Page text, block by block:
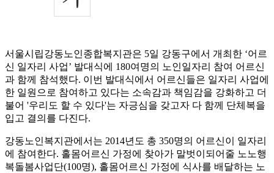
서울시립강동노인종합복지관은 5일 강동구에서 개최한 ‘어르
신 일자리 사업’ 발대식에 180여명의 노인일자리 참여 어르신
과 함께 참석했다. 이번 발대식에서 어르신들은 일자리 사업에
한 일원으로 참여하고 있다는 소속감과 책임감을 강화하고 더
불어 '우리도 할 수 있다'는 자긍심을 갖고자 다 함께 단체복을
입고 결의를 다진다.
강동노인복지관에서는 2014년도 총 350명의 어르신이 일자리
에 참여한다. 홀몸어르신 가정에 찾아가 말벗이되어줄 노노행
복돌봄사업단(100명), 홀몸어르신 가정에 식사를 배달하는 노